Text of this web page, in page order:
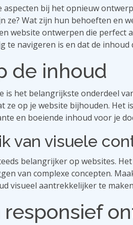
aspecten bij het opnieuw
ze? Wat zijn hun behoeften en
website ontwerpen die perfect
te navigeren is en dat de
de inhoud
is het belangrijkste onderdeel
ze op je website bijhouden. Het
en boeiende inhoud voor je
van visuele
belangrijker op websites.
van complexe concepten.
visueel aantrekkelijker te
responsief